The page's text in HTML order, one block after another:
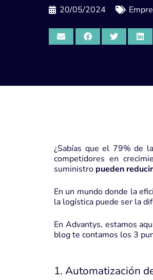
20/05/2024
¿Sabías que el 79% de
competidores en
suministropueden
En un mundo donde la
la logística puede ser la
En Advantys, estamos
blog te contamos los 3
1. Automatización